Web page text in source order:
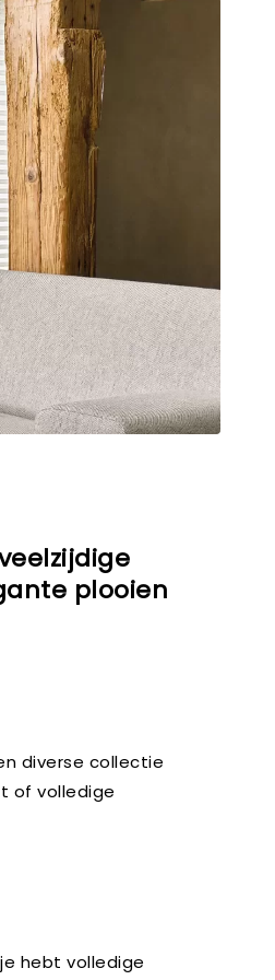
plooien
diverse collectie
of volledige
hebt volledige